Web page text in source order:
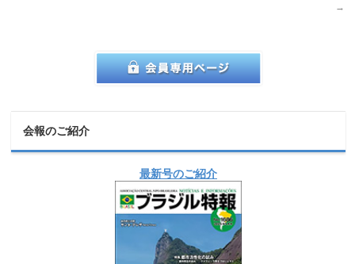
→
会報のご紹介
最新号のご紹介